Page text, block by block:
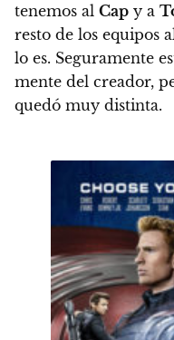
tenemos al Cap y a
resto de los equipos
lo es. Seguramente
mente del creador,
quedó muy distinta.